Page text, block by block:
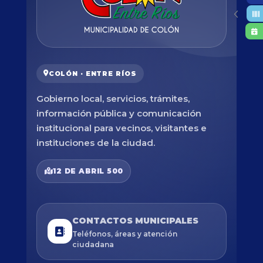
COLÓN · ENTRE RÍOS
Gobierno local, servicios, trámites,
información pública y comunicación
institucional para vecinos, visitantes e
instituciones de la ciudad.
12 DE ABRIL 500
CONTACTOS MUNICIPALES
Teléfonos, áreas y atención
ciudadana